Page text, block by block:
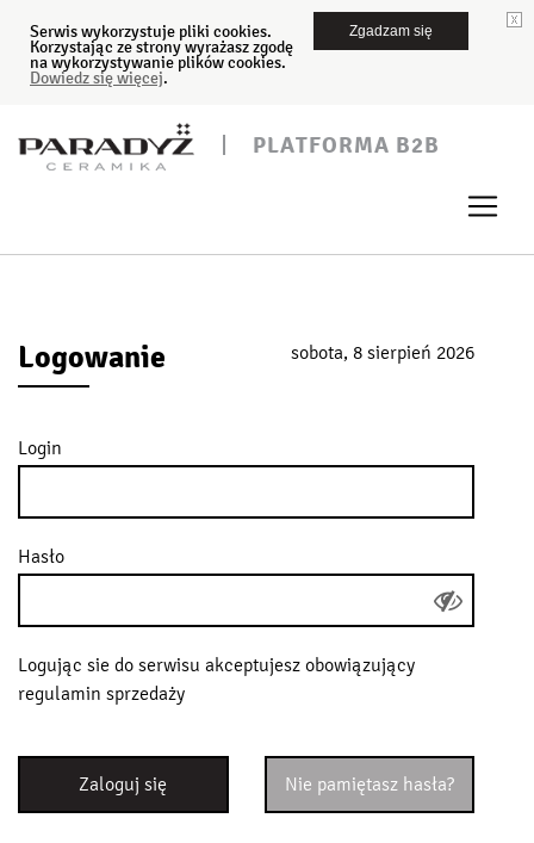
Zgadzam się
Serwis wykorzystuje pliki cookies.
Korzystając ze strony wyrażasz zgodę
na wykorzystywanie plików cookies.
Dowiedz się więcej.
PLATFORMA B2B
Logowanie sobota, 8 sierpień 2026
Login
Hasło
Logując sie do serwisu akceptujesz obowiązujący
regulamin sprzedaży
Zaloguj się Nie pamiętasz hasła?